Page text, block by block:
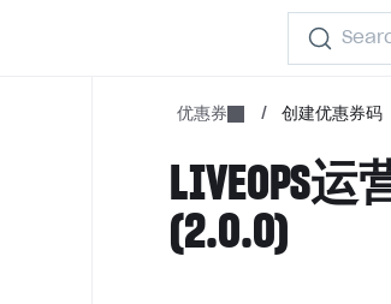
优惠券 / 创建优惠券码
LIVEOPS运
(2.0.0)